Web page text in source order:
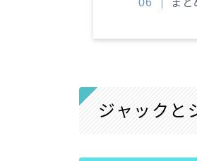
ま
ジャックと